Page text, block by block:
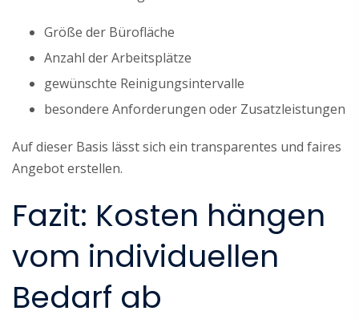
Größe der Bürofläche
Anzahl der Arbeitsplätze
gewünschte Reinigungsintervalle
besondere Anforderungen oder Zusatzleistungen
Auf dieser Basis lässt sich ein transparentes und faires
Angebot erstellen.
Fazit: Kosten hängen
vom individuellen
Bedarf ab